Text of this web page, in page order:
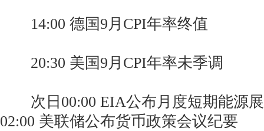
14:00 德国9月CPI年率终值
20:30 美国9月CPI年率未季调
次日00:00 EIA公布月度短期能源
02:00 美联储公布货币政策会议纪要